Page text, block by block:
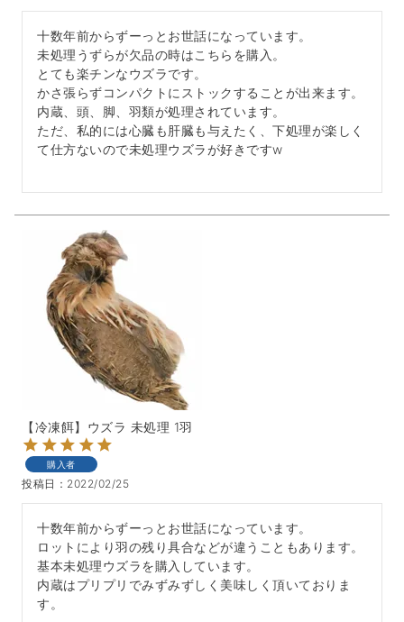
十数年前からずーっとお世話になっています。
未処理うずらが欠品の時はこちらを購入。
とても楽チンなウズラです。
かさ張らずコンパクトにストックすることが出来ます。
内蔵、頭、脚、羽類が処理されています。
ただ、私的には心臓も肝臓も与えたく、下処理が楽しく
て仕方ないので未処理ウズラが好きですw
【冷凍餌】ウズラ 未処理 1羽
購入者
投稿日 2022/02/25
十数年前からずーっとお世話になっています。
ロットにより羽の残り具合などが違うこともあります。
基本未処理ウズラを購入しています。
内蔵はプリプリでみずみずしく美味しく頂いておりま
す。